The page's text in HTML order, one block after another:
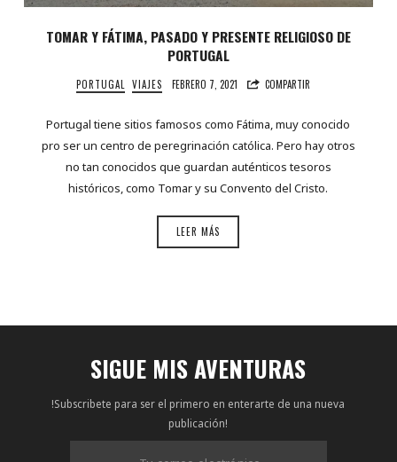
TOMAR Y FÁTIMA, PASADO Y PRESENTE RELIGIOSO DE
PORTUGAL
PORTUGAL VIAJES FEBRERO 7, 2021 COMPARTIR
Portugal tiene sitios famosos como Fátima, muy conocido
pro ser un centro de peregrinación católica. Pero hay otros
no tan conocidos que guardan auténticos tesoros
históricos, como Tomar y su Convento del Cristo.
LEER MÁS
SIGUE MIS AVENTURAS
!Subscribete para ser el primero en enterarte de una nueva
publicación!